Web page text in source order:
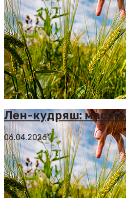
Лен-кудряш:
06.04.2026